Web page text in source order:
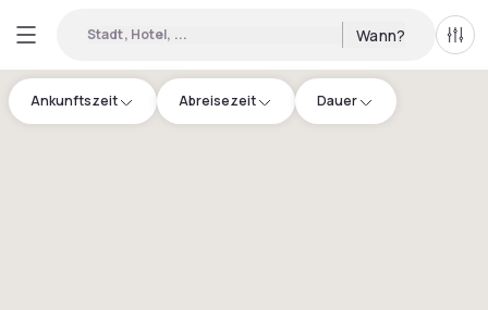
Stadt, Hotel, ... Wann? Alle
Ankunftszeit Abreisezeit Dauer